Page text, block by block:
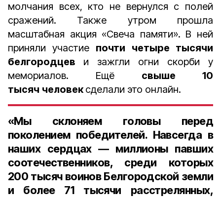
молчания всех, кто не вернулся с полей
сражений. Также утром прошла
масштабная акция «Свеча памяти». В ней
приняли участие почти
четыре тысячи
белгородцев и зажгли огни скорби у
мемориалов. Ещё свыше 10
тысяч человексделали это онлайн.
«Мы склоняем головы перед
поколением победителей. Навсегда в
наших сердцах — миллионы павших
соотечественников, среди которых
200 тысяч воинов Белгородской земли
и более 71 тысячи расстрелянных,